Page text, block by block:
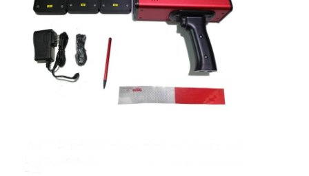
পণ্য
ভিআর শো
আমাদের সম্বন্ধে